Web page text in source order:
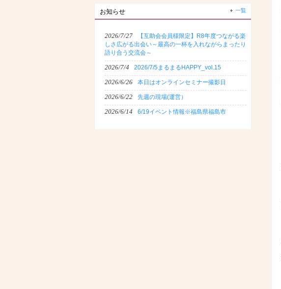
お知らせ 一覧
2026/7/27
【互助会会員様限定】R8年度つながる楽
しさ広がる出会い～最高の一杯を入れながらまったり
語り合う交流会～
2026/7/4 2026/7/5まるまるHAPPY_vol.15
2026/6/26 本日はオンラインセミナー撮影日
2026/6/22 先週の現場(運営）
2026/6/14 6/19イベント情報※福島県福島市